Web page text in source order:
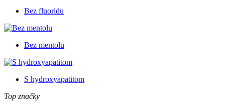
Bez fluoridu
Bez mentolu
S hydroxyapatitom
Top značky